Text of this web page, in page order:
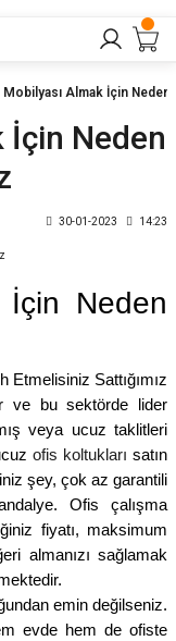
Mobilyası Almak İçin
İçin Neden
30-01-2023 14:23
İçin Neden
Sattığımız
ve bu sektörde lider
veya ucuz taklitleri
ofis koltukları satın
şey, çok az garantili
Ofis çalışma
fiyatı, maksimum
almanızı sağlamak
emin değilseniz.
evde hem de ofiste